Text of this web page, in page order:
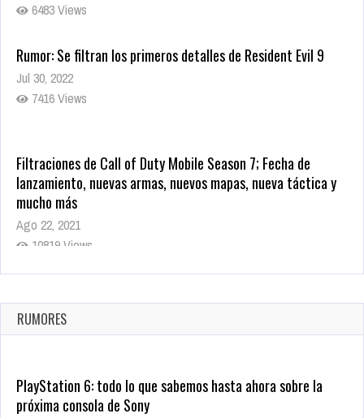
6483 Views
Rumor: Se filtran los primeros detalles de Resident Evil 9
Jul 30, 2022
7416 Views
Filtraciones de Call of Duty Mobile Season 7; Fecha de
lanzamiento, nuevas armas, nuevos mapas, nueva táctica y
mucho más
Ago 22, 2021
10819 Views
La configuración de Call of Duty 2021 aparentemente ya fue
Ago 8, 2021
10005 Views
RUMORES
PlayStation 6: todo lo que sabemos hasta ahora sobre la
próxima consola de Sony